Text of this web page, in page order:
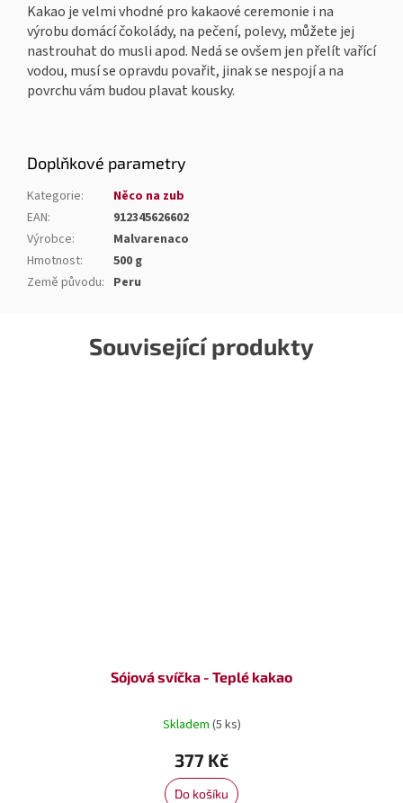
Související produkty
Sójová svíčka - Teplé kakao
Skladem (5 ks)
377 Kč
Do košíku
Kakao je velmi vhodné pro kakaové ceremonie i na
výrobu domácí čokolády, na pečení, polevy, můžete jej
nastrouhat do musli apod. Nedá se ovšem jen přelít vařící
vodou, musí se opravdu povařit, jinak se nespojí a na
povrchu vám budou plavat kousky.
Doplňkové parametry
Kategorie:
Něco na zub
EAN:
912345626602
Výrobce:
Malvarenaco
Hmotnost:
500 g
Země původu: Peru